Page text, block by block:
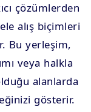
çözümlerden
alış biçimleri
Bu yerleşim,
veya halkla
alanlarda
gösterir.